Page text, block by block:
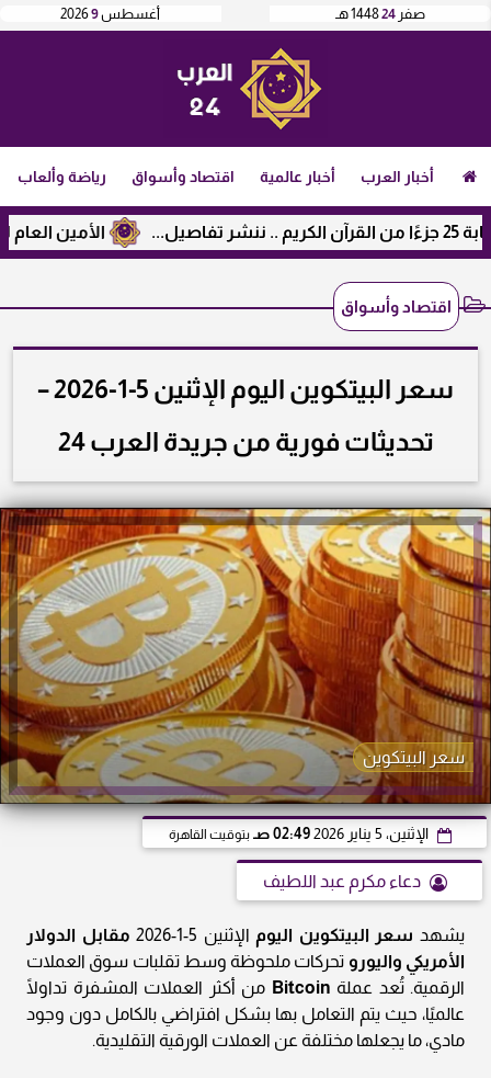
أغسطس9
2026 صفر 241448 هـ
أخبار العرب أخبار عالمية اقتصاد وأسواق رياضة وألعاب
الأمين العام لرابطة
اقتصاد وأسواق
سعر البيتكوين اليوم الإثنين 5-1-2026 –
تحديثات فورية من جريدة العرب 24
سعر البيتكوين
الإثنين، 5 يناير 2026 02:49 صـ بتوقيت القاهرة
دعاء مكرم عبد اللطيف
يشهد سعر البيتكوين اليوم الإثنين 5-1-2026
مقابل الدولار
الأمريكي واليورو تحركات ملحوظة وسط تقلبات سوق العملات
الرقمية. تُعد عملة Bitcoin من أكثر العملات المشفرة تداولًا
عالميًا، حيث يتم التعامل بها بشكل افتراضي بالكامل دون وجود
مادي، ما يجعلها مختلفة عن العملات الورقية التقليدية.